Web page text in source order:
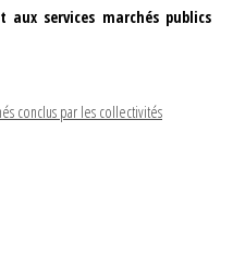
aux services marchés publics
conclus par les collectivités